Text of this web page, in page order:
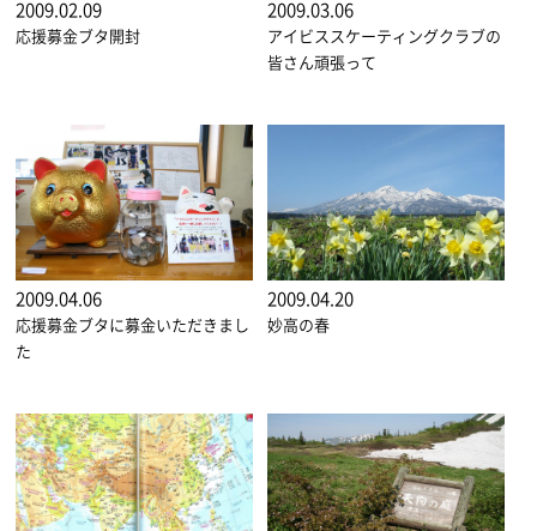
2009.02.09
応援募金ブタ開封
2009.03.06
アイビススケーティングクラブの
皆さん頑張って
2009.04.06
応援募金ブタに募金いただきまし
た
2009.04.20
妙高の春